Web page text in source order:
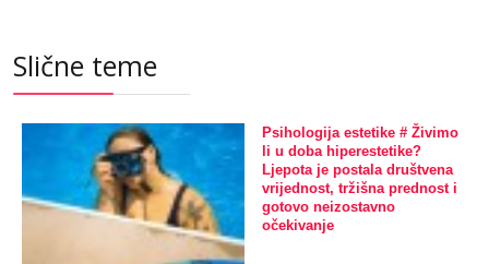
Slične teme
Psihologija estetike # Živimo
li u doba hiperestetike?
Ljepota je postala društvena
vrijednost, tržišna prednost i
gotovo neizostavno
očekivanje